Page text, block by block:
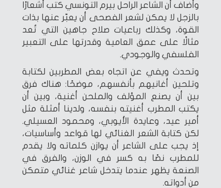
وأضاف أن الشاعر الراحل بيرم التونسي كتب أشعارًا
بالزجل لا يمكن لشعر الفصحى أن يعبّر عنها بذات
القوة، وكذلك رباعيات صلاح جاهين التي تُعد
مثالًا على عمق العامية وقدرتها على التعبير
الفلسفي والوجودي.
وتحدث ويفي عن اتجاه بعض المطربين لكتابة
وتلحين أغانيهم بأنفسهم، موضحًا: هناك فرق
بين أن يصنع المؤلف والملحن أغنية، وبين أن
يكتب المطرب أغنيته بنفسه، ولدينا أمثلة مثل
أمير عيد، وعايدة الأيوبي، ومحمود العسيلي.
لكن كتابة الشعر الغنائي لها قواعد وأساسيات،
إذ يجب على الشاعر أن يوازن كلماته ولا يقدم
للمطرب نصًا به كسر في الوزن، والفرق في
الصنعة يظهر عندما يتدخل شاعر غنائي متمكن
من أدواته.